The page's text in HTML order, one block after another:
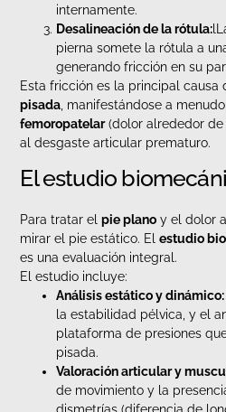
internamente.
Desalineación de la rótula:
pierna somete la rótula a
generando fricción en su
Esta fricción es la principal causa
pisada , manifestándose a
femoropatelar(dolor alrededor de
al desgaste articular prematuro.
El estudio
Para tratar elpie plano y el dolor
mirar el pie estático. Elestudio
es una evaluación integral.
El estudio incluye:
Análisis estático y dinámico:
la estabilidad pélvica, y el
plataforma de presiones
pisada.
Valoración articular y
de movimiento y la